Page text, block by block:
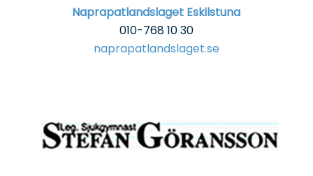
Naprapatlandslaget Eskilstuna
010-768 10 30
naprapatlandslaget.se